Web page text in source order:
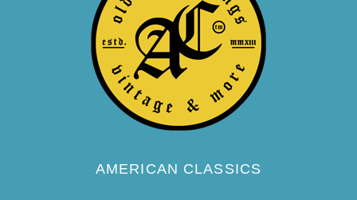
AMERICAN CLASSICS